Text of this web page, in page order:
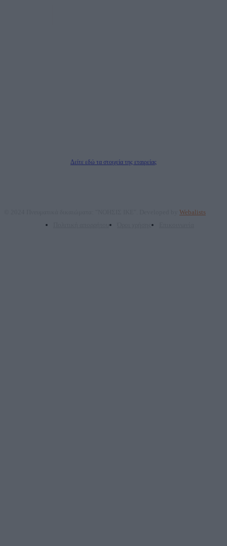
Δείτε εδώ τα στοιχεία της εταιρείας
Webalists